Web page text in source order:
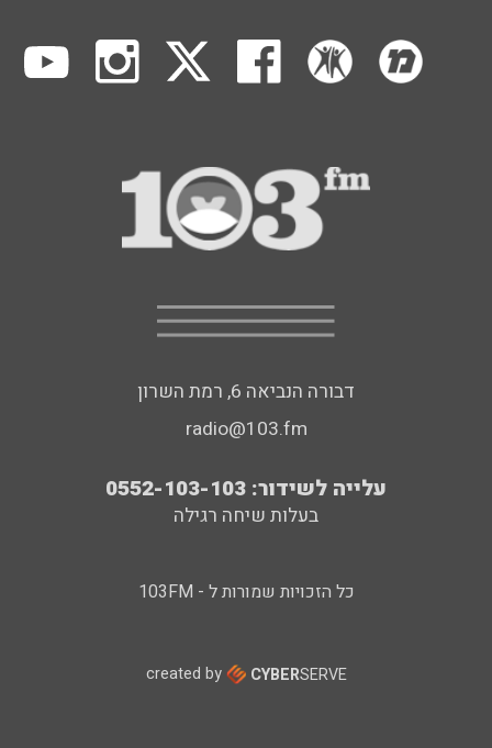
דבורה הנביאה 6, רמת השרון
radio@103.fm
עלייה לשידור: 0552-103-103
בעלות שיחה רגילה
כל הזכויות שמורות ל - 103FM
created by CYBERSERVE